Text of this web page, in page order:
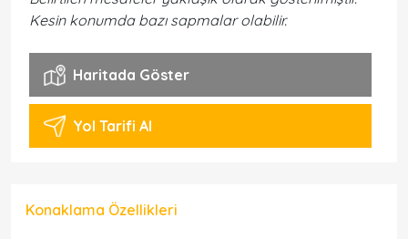
Kesin konumda bazı sapmalar olabilir.
Haritada Göster
Yol Tarifi Al
Konaklama Özellikleri